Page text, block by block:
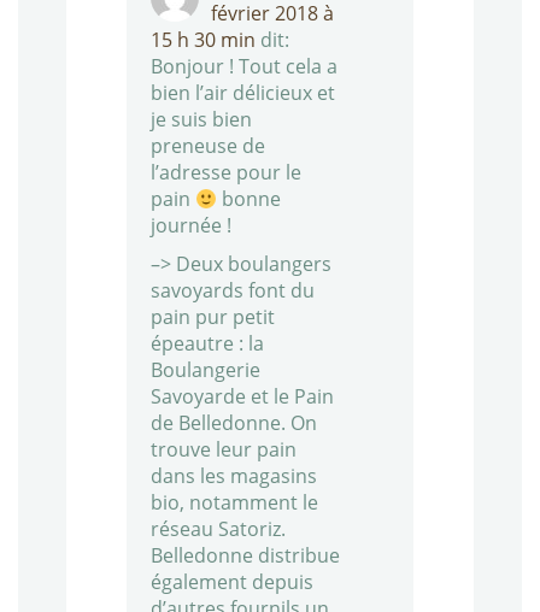
février 2018 à
15 h 30 min dit:
Bonjour ! Tout cela a
bien l’air délicieux et
je suis bien
preneuse de
l’adresse pour le
pain
bonne
journée !
–> Deux boulangers
savoyards font du
pain pur petit
épeautre : la
Boulangerie
Savoyarde et le Pain
de Belledonne. On
trouve leur pain
dans les magasins
bio, notamment le
réseau Satoriz.
Belledonne distribue
également depuis